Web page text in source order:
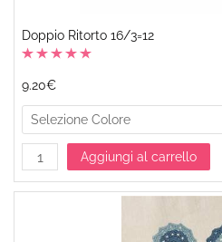
Doppio Ritorto 16/3=12
9.20€
Aggiungi al carrello